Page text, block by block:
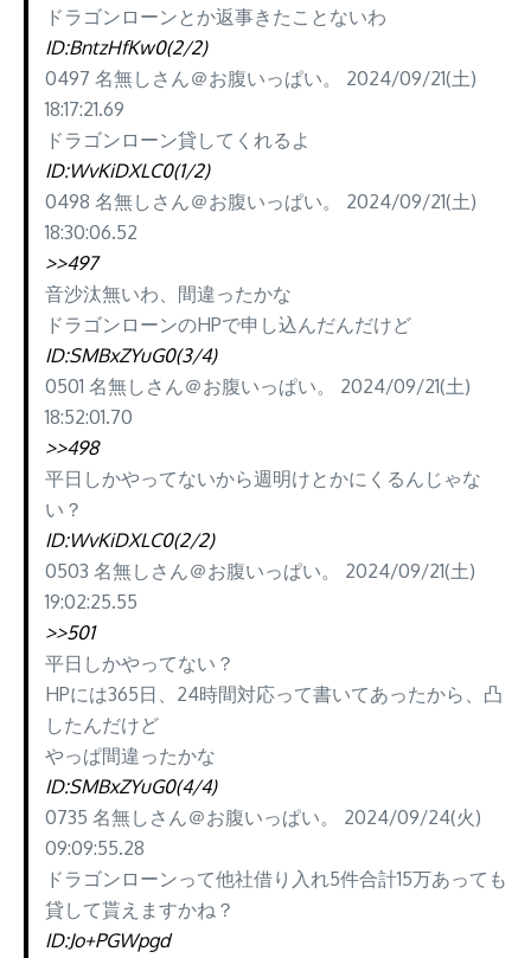
ドラゴンローンとか返事きたことないわ
ID:BntzHfKw0(2/2)
0497 名無しさん＠お腹いっぱい。 2024/09/21(土)
18:17:21.69
ドラゴンローン貸してくれるよ
ID:WvKiDXLC0(1/2)
0498 名無しさん＠お腹いっぱい。 2024/09/21(土)
18:30:06.52
>>497
音沙汰無いわ、間違ったかな
ドラゴンローンのHPで申し込んだんだけど
ID:SMBxZYuG0(3/4)
0501 名無しさん＠お腹いっぱい。 2024/09/21(土)
18:52:01.70
>>498
平日しかやってないから週明けとかにくるんじゃな
い？
ID:WvKiDXLC0(2/2)
0503 名無しさん＠お腹いっぱい。 2024/09/21(土)
19:02:25.55
>>501
平日しかやってない？
HPには365日、24時間対応って書いてあったから、凸
したんだけど
やっぱ間違ったかな
ID:SMBxZYuG0(4/4)
0735 名無しさん＠お腹いっぱい。 2024/09/24(火)
09:09:55.28
ドラゴンローンって他社借り入れ5件合計15万あっても
貸して貰えますかね？
ID:Jo+PGWpgd